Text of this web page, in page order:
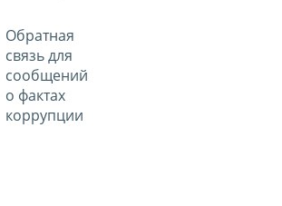
Обратная
связь для
сообщений
о фактах
коррупции